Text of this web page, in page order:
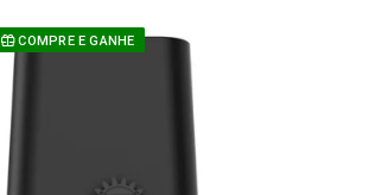
COMPRE E GANHE